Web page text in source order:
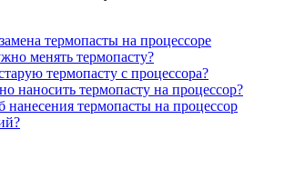
термопасты на процессоре
менять термопасту?
термопасту с процессора?
наносить термопасту на процессор?
нанесения термопасты на процессор